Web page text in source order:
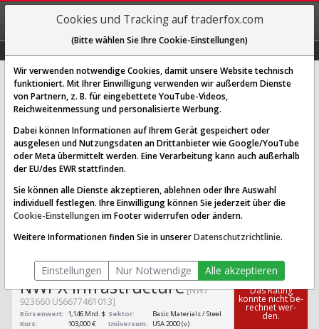
REGIS-
TRIEREN
NWPX Infrastructure Aktie:
Realtime-Kurs & Analyse (923660 |
NW7)
SCORING SYSTEMS:
Qualitäts-Check Dividenden-Check
Wachstums-Check
geeignet?
NWPX Infrastructure[NW7
923660 US6677461013]
Börsenwert: 1,146 Mrd. $
Kurs:
103,000 €
Sektor:
Basic Materials / Steel
Universum:
USA 2000 (v)
Das Ra­ting
konn­te nicht be­
rech­net wer­
den.
Cookies und Tracking auf traderfox.com
(Bitte wählen Sie Ihre Cookie-Einstellungen)
Wir verwenden notwendige Cookies, damit unsere Website technisch
funktioniert. Mit Ihrer Einwilligung verwenden wir außerdem Dienste
von Partnern, z. B. für eingebettete YouTube-Videos,
Reichweitenmessung und personalisierte Werbung.
Dabei können Informationen auf Ihrem Gerät gespeichert oder
ausgelesen und Nutzungsdaten an Drittanbieter wie Google/YouTube
oder Meta übermittelt werden. Eine Verarbeitung kann auch außerhalb
der EU/des EWR stattfinden.
Sie können alle Dienste akzeptieren, ablehnen oder Ihre Auswahl
individuell festlegen. Ihre Einwilligung können Sie jederzeit über die
Cookie-Einstellungen im Footer widerrufen oder ändern.
Weitere Informationen finden Sie in unsererDatenschutzrichtlinie.
Einstellungen Nur Notwendige Alle akzeptieren